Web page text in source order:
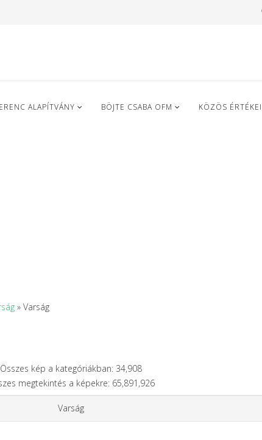
ALAPÍTVÁNY BÖJTE CSABA OFM KÖZÖS
» Varság
Összes kép a kategóriákban: 34,908
megtekintés a képekre: 65,891,926
Varság